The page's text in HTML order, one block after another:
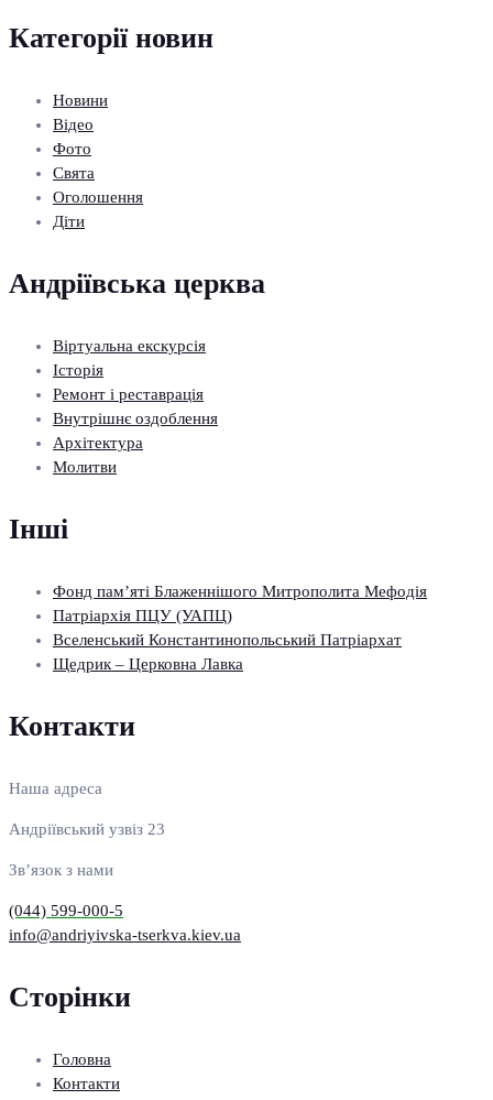
Категорії новин
Новини
Відео
Фото
Свята
Оголошення
Діти
Андріївська церква
Віртуальна екскурсія
Історія
Ремонт і реставрація
Внутрішнє оздоблення
Архітектура
Молитви
Інші
Фонд пам’яті Блаженнішого Митрополита Мефодія
Патріархія ПЦУ (УАПЦ)
Вселенський Константинопольський Патріархат
Щедрик – Церковна Лавка
Контакти
Наша адреса
Андріївський узвіз 23
Зв’язок з нами
(044) 599-000-5
info@andriyivska-tserkva.kiev.ua
Сторінки
Головна
Контакти